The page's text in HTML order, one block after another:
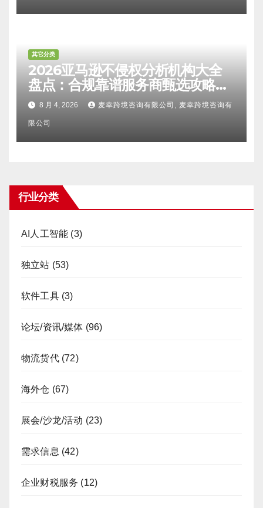
其它分类
2026亚马逊不侵权分析机构大全
盘点：合规靠谱服务商甄选攻略、
避坑FAQ及标杆机构实力详解
8 月 4, 2026 麦幸跨境咨询有限公司, 麦幸跨境咨询有
限公司
行业分类
AI人工智能 (3)
独立站 (53)
软件工具(3)
论坛/资讯/媒体 (96)
物流货代(72)
海外仓 (67)
展会/沙龙/活动 (23)
需求信息 (42)
企业财税服务 (12)